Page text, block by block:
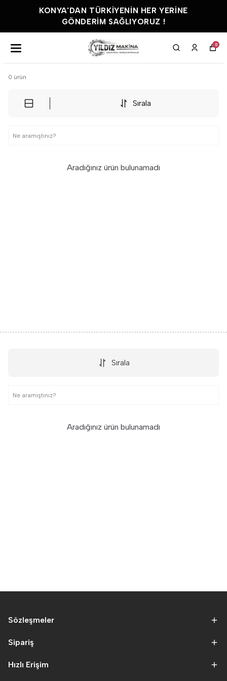
KONYA'DAN TÜRKIYENIN HER YERINE
GÖNDERIM SAĞLIYORUZ !
0
0 ürün
Sırala
Aradığınız ürün bulunamadı
Sırala
Aradığınız ürün bulunamadı
Sözleşmeler
Sipariş
Hızlı Erişim